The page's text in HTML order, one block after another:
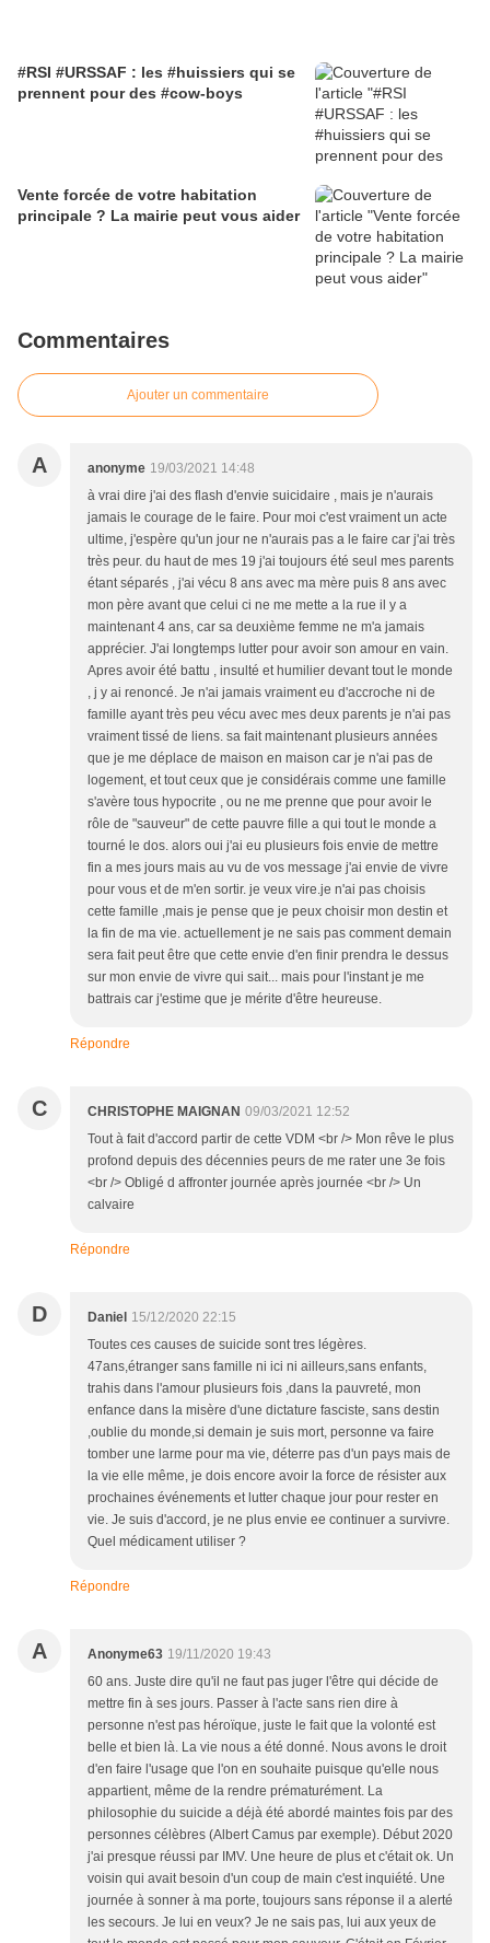
#RSI #URSSAF : les #huissiers qui se
prennent pour des #cow-boys
Vente forcée de votre habitation
principale ? La mairie peut vous aider
Commentaires
Ajouter un commentaire
A anonyme 19/03/2021 14:48
à vrai dire j'ai des flash d'envie suicidaire , mais je n'aurais
jamais le courage de le faire. Pour moi c'est vraiment un acte
ultime, j'espère qu'un jour ne n'aurais pas a le faire car j'ai très
très peur. du haut de mes 19 j'ai toujours été seul mes parents
étant séparés , j'ai vécu 8 ans avec ma mère puis 8 ans avec
mon père avant que celui ci ne me mette a la rue il y a
maintenant 4 ans, car sa deuxième femme ne m'a jamais
apprécier. J'ai longtemps lutter pour avoir son amour en vain.
Apres avoir été battu , insulté et humilier devant tout le monde
, j y ai renoncé. Je n'ai jamais vraiment eu d'accroche ni de
famille ayant très peu vécu avec mes deux parents je n'ai pas
vraiment tissé de liens. sa fait maintenant plusieurs années
que je me déplace de maison en maison car je n'ai pas de
logement, et tout ceux que je considérais comme une famille
s'avère tous hypocrite , ou ne me prenne que pour avoir le
rôle de "sauveur" de cette pauvre fille a qui tout le monde a
tourné le dos. alors oui j'ai eu plusieurs fois envie de mettre
fin a mes jours mais au vu de vos message j'ai envie de vivre
pour vous et de m'en sortir. je veux vire.je n'ai pas choisis
cette famille ,mais je pense que je peux choisir mon destin et
la fin de ma vie. actuellement je ne sais pas comment demain
sera fait peut être que cette envie d'en finir prendra le dessus
sur mon envie de vivre qui sait... mais pour l'instant je me
battrais car j'estime que je mérite d'être heureuse.
Répondre
C CHRISTOPHE MAIGNAN 09/03/2021 12:52
Tout à fait d'accord partir de cette VDM <br /> Mon rêve le plus
profond depuis des décennies peurs de me rater une 3e fois
<br /> Obligé d affronter journée après journée <br /> Un
calvaire
Répondre
D Daniel 15/12/2020 22:15
Toutes ces causes de suicide sont tres légères.
47ans,étranger sans famille ni ici ni ailleurs,sans enfants,
trahis dans l'amour plusieurs fois ,dans la pauvreté, mon
enfance dans la misère d'une dictature fasciste, sans destin
,oublie du monde,si demain je suis mort, personne va faire
tomber une larme pour ma vie, déterre pas d'un pays mais de
la vie elle même, je dois encore avoir la force de résister aux
prochaines événements et lutter chaque jour pour rester en
vie. Je suis d'accord, je ne plus envie ee continuer a survivre.
Quel médicament utiliser ?
Répondre
A Anonyme63 19/11/2020 19:43
60 ans. Juste dire qu'il ne faut pas juger l'être qui décide de
mettre fin à ses jours. Passer à l'acte sans rien dire à
personne n'est pas héroïque, juste le fait que la volonté est
belle et bien là. La vie nous a été donné. Nous avons le droit
d'en faire l'usage que l'on en souhaite puisque qu'elle nous
appartient, même de la rendre prématurément. La
philosophie du suicide a déjà été abordé maintes fois par des
personnes célèbres (Albert Camus par exemple). Début 2020
j'ai presque réussi par IMV. Une heure de plus et c'était ok. Un
voisin qui avait besoin d'un coup de main c'est inquiété. Une
journée à sonner à ma porte, toujours sans réponse il a alerté
les secours. Je lui en veux? Je ne sais pas, lui aux yeux de